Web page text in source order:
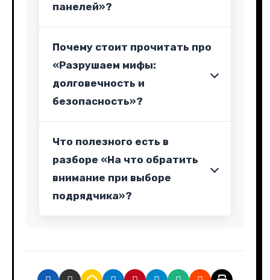
панелей»?
Почему стоит прочитать про
«Разрушаем мифы:
долговечность и
безопасность»?
Что полезного есть в
разборе «На что обратить
внимание при выборе
подрядчика»?